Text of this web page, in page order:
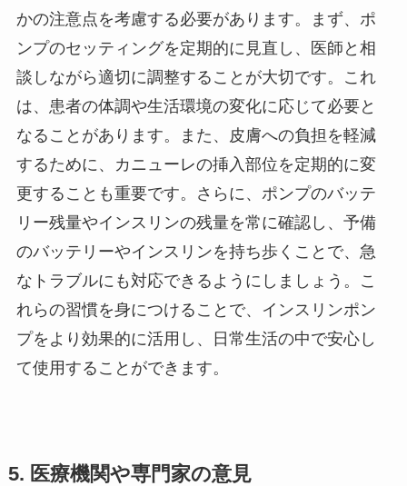
かの注意点を考慮する必要があります。まず、ポ
ンプのセッティングを定期的に見直し、医師と相
談しながら適切に調整することが大切です。これ
は、患者の体調や生活環境の変化に応じて必要と
なることがあります。また、皮膚への負担を軽減
するために、カニューレの挿入部位を定期的に変
更することも重要です。さらに、ポンプのバッテ
リー残量やインスリンの残量を常に確認し、予備
のバッテリーやインスリンを持ち歩くことで、急
なトラブルにも対応できるようにしましょう。こ
れらの習慣を身につけることで、インスリンポン
プをより効果的に活用し、日常生活の中で安心し
て使用することができます。
5. 医療機関や専門家の意見